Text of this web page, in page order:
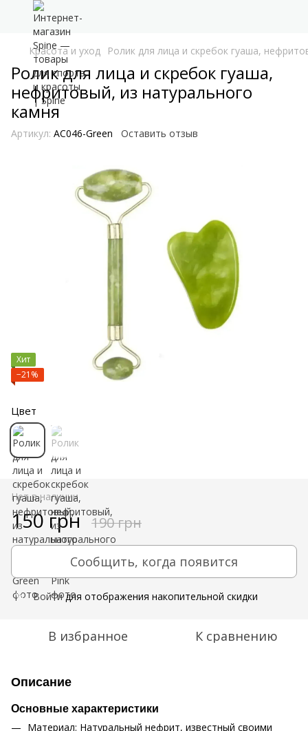
Красота и уход Ролик для лица и скребок гуаша,
Ролик для лица и скребок гуаша,
нефритовый, из натурального
камня
Артикул: AC046-Green Оставить отзыв
Хит
−21%
Цвет
Нет в наличии
150 грн 190 грн
Сообщить, когда появится
% Войтидля отображения накопительной скидки
В избранное К сравнению
Описание
Основные характеристики
Материал: Натуральный нефрит, известный своими